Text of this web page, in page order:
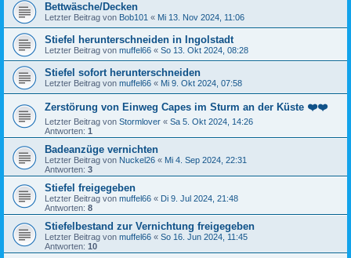
Bettwäsche/Decken
Letzter Beitrag von Bob101 « Mi 13. Nov 2024, 11:06
Stiefel herunterschneiden in Ingolstadt
Letzter Beitrag von muffel66 « So 13. Okt 2024, 08:28
Stiefel sofort herunterschneiden
Letzter Beitrag von muffel66 « Mi 9. Okt 2024, 07:58
Zerstörung von Einweg Capes im Sturm an der Küste ❤️❤️
Letzter Beitrag von Stormlover « Sa 5. Okt 2024, 14:26
Antworten: 1
Badeanzüge vernichten
Letzter Beitrag von Nuckel26 « Mi 4. Sep 2024, 22:31
Antworten: 3
Stiefel freigegeben
Letzter Beitrag von muffel66 « Di 9. Jul 2024, 21:48
Antworten: 8
Stiefelbestand zur Vernichtung freigegeben
Letzter Beitrag von muffel66 « So 16. Jun 2024, 11:45
Antworten: 10